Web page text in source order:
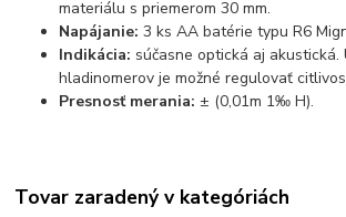
materiálu s priemerom 30 mm.
Napájanie:3 ks AA batérie typu R6
Indikácia: súčasne optická aj akustická.
hladinomerov je možné regulovať
Presnosť merania: ± (0,01m 1‰ H).
Tovar zaradený v kategóriách